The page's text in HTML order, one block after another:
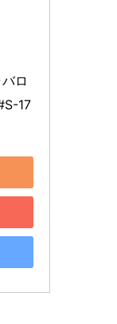
ロ
17